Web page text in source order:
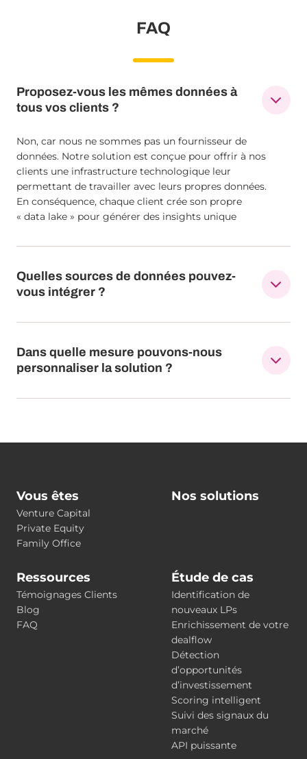
FAQ
Proposez-vous les mêmes données à
tous vos clients ?
Non, car nous ne sommes pas un fournisseur de
données. Notre solution est conçue pour offrir à nos
clients une infrastructure technologique leur
permettant de travailler avec leurs propres données.
En conséquence, chaque client crée son propre
« data lake » pour générer des insights unique
Quelles sources de données pouvez-
vous intégrer ?
Dans quelle mesure pouvons-nous
personnaliser la solution ?
Vous êtes
Venture Capital
Private Equity
Family Office
Nos solutions
Ressources
Témoignages Clients
Blog
FAQ
Étude de cas
Identification de
nouveaux LPs
Enrichissement de votre
dealflow
Détection
d’opportunités
d’investissement
Scoring intelligent
Suivi des signaux du
marché
API puissante